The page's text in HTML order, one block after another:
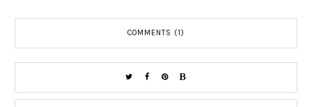
COMMENTS (1)